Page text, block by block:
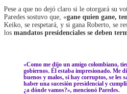
Pese a que no dejó claro si le otorgará su
Paredes sostuvo que, «gane quien gane,
Keiko, se respetará, y si gana Roberto, se
los mandatos presidenciales se deben
«Como me dijo un amigo colombiano,
gobiernos. Él estaba impresionado. Me
buenos y malos, si hay corruptos, se les
haber una sucesión presidencial y
¿a dónde vamos?», mencionó Paredes.